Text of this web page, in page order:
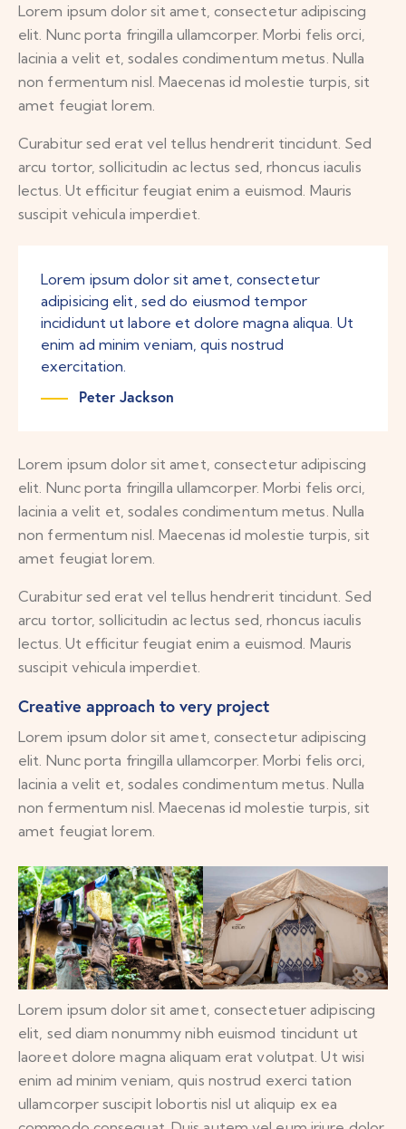
Lorem ipsum dolor sit amet, consectetur adipiscing
elit. Nunc porta fringilla ullamcorper. Morbi felis orci,
lacinia a velit et, sodales condimentum metus. Nulla
non fermentum nisl. Maecenas id molestie turpis, sit
amet feugiat lorem.
Curabitur sed erat vel tellus hendrerit tincidunt. Sed
arcu tortor, sollicitudin ac lectus sed, rhoncus iaculis
lectus. Ut efficitur feugiat enim a euismod. Mauris
suscipit vehicula imperdiet.
Lorem ipsum dolor sit amet, consectetur
adipisicing elit, sed do eiusmod tempor
incididunt ut labore et dolore magna aliqua. Ut
enim ad minim veniam, quis nostrud
exercitation.
Peter Jackson
Lorem ipsum dolor sit amet, consectetur adipiscing
elit. Nunc porta fringilla ullamcorper. Morbi felis orci,
lacinia a velit et, sodales condimentum metus. Nulla
non fermentum nisl. Maecenas id molestie turpis, sit
amet feugiat lorem.
Curabitur sed erat vel tellus hendrerit tincidunt. Sed
arcu tortor, sollicitudin ac lectus sed, rhoncus iaculis
lectus. Ut efficitur feugiat enim a euismod. Mauris
suscipit vehicula imperdiet.
Creative approach to very project
Lorem ipsum dolor sit amet, consectetur adipiscing
elit. Nunc porta fringilla ullamcorper. Morbi felis orci,
lacinia a velit et, sodales condimentum metus. Nulla
non fermentum nisl. Maecenas id molestie turpis, sit
amet feugiat lorem.
Lorem ipsum dolor sit amet, consectetuer adipiscing
elit, sed diam nonummy nibh euismod tincidunt ut
laoreet dolore magna aliquam erat volutpat. Ut wisi
enim ad minim veniam, quis nostrud exerci tation
ullamcorper suscipit lobortis nisl ut aliquip ex ea